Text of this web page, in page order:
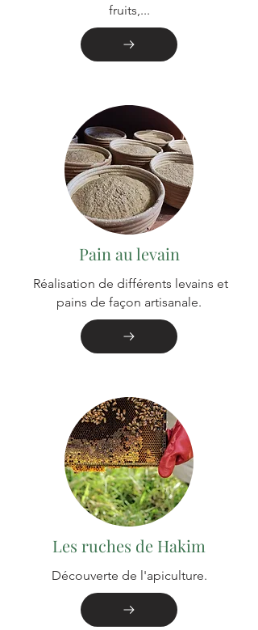
fruits,...
Pain au levain
Réalisation de différents levains et
pains de façon artisanale.
Les ruches de Hakim
Découverte de l'apiculture.